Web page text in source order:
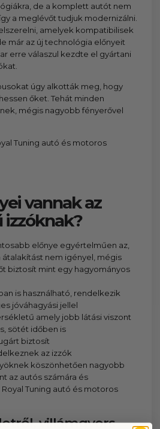
de a komplett autót nem
a meglévőt tudjuk modernizálni.
amelyek kompatibilisek
már az új technológia előnyeit
erre válaszul kezdte el gyártani
at.
úgy alkották meg, hogy
őket. Tehát minden
mégis nagyobb fényerővel
vannak az
előnye egyértelműen az,
nem igényel, mégis
biztosít mint egy hagyományos
is használható, rendelkezik
jóváhagyási jellel
amely jobb látási viszont
sötét időben is
biztosít
az izzók
köszönhetően nagyobb
az autós számára és
villámgyors